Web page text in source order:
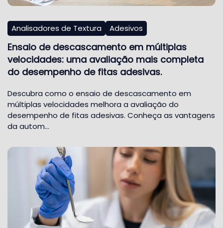
Analisadores de Textura Adesivos
Ensaio de descascamento em múltiplas
velocidades: uma avaliação mais completa
do desempenho de fitas adesivas.
Descubra como o ensaio de descascamento em
múltiplas velocidades melhora a avaliação do
desempenho de fitas adesivas. Conheça as vantagens
da autom…